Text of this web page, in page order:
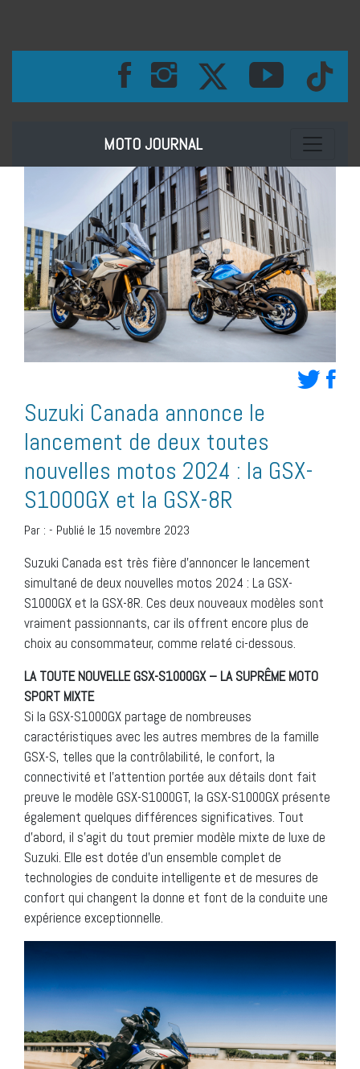
MOTO JOURNAL Toggle
Suzuki Canada annonce le
lancement de deux toutes
nouvelles motos 2024 : la GSX-
S1000GX et la GSX-8R
Par : - Publié le 15 novembre 2023
Suzuki Canada est très fière d’annoncer le lancement
simultané de deux nouvelles motos 2024 : La GSX-
S1000GX et la GSX-8R. Ces deux nouveaux modèles sont
vraiment passionnants, car ils offrent encore plus de
choix au consommateur, comme relaté ci-dessous.
LA TOUTE NOUVELLE GSX-S1000GX – LA SUPRÊME MOTO
SPORT MIXTE
Si la GSX-S1000GX partage de nombreuses
caractéristiques avec les autres membres de la famille
GSX-S, telles que la contrôlabilité, le confort, la
connectivité et l’attention portée aux détails dont fait
preuve le modèle GSX-S1000GT, la GSX-S1000GX présente
également quelques différences significatives. Tout
d’abord, il s’agit du tout premier modèle mixte de luxe de
Suzuki. Elle est dotée d’un ensemble complet de
technologies de conduite intelligente et de mesures de
confort qui changent la donne et font de la conduite une
expérience exceptionnelle.